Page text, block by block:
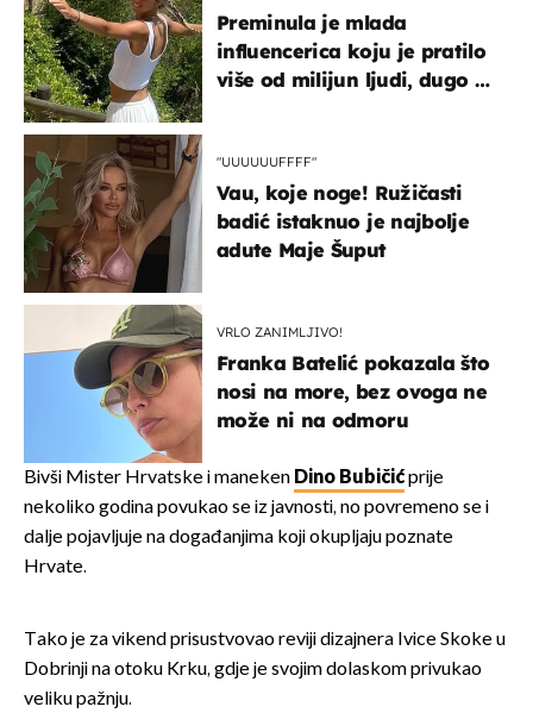
Preminula je mlada
influencerica koju je pratilo
više od milijun ljudi, dugo se
"UUUUUUFFFF"
Vau, koje noge! Ružičasti
badić istaknuo je najbolje
adute Maje Šuput
VRLO ZANIMLJIVO!
Franka Batelić pokazala što
nosi na more, bez ovoga ne
može ni na odmoru
Bivši Mister Hrvatske i maneken Dino Bubičićprije
nekoliko godina povukao se iz javnosti, no povremeno se i
dalje pojavljuje na događanjima koji okupljaju poznate
Hrvate.
Tako je za vikend prisustvovao reviji dizajnera Ivice Skoke u
Dobrinji na otoku Krku, gdje je svojim dolaskom privukao
veliku pažnju.